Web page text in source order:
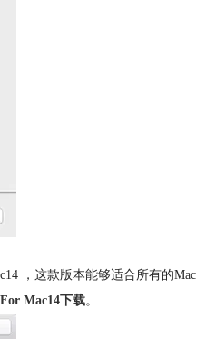
，这款版本能够适合所有的Mac
Mac14下载。